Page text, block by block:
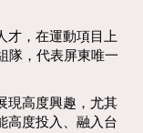
才，在運動項目上
隊，代表屏東唯一
現高度興趣，尤其
高度投入、融入台